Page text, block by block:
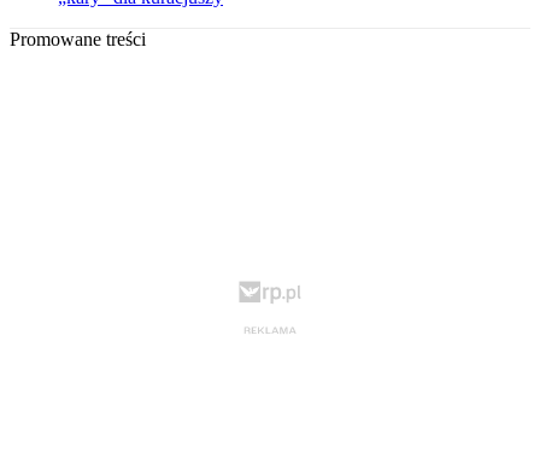
Promowane treści